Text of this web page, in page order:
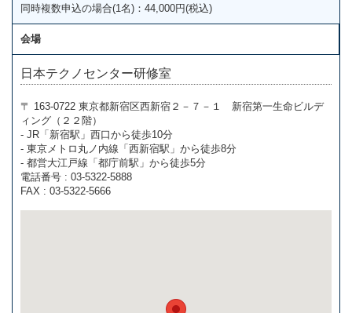
同時複数申込の場合(1名)：44,000円(税込)
会場
日本テクノセンター研修室
〒 163-0722 東京都新宿区西新宿２－７－１ 新宿第一生命ビルデ
ィング（２２階）
- JR「新宿駅」西口から徒歩10分
- 東京メトロ丸ノ内線「西新宿駅」から徒歩8分
- 都営大江戸線「都庁前駅」から徒歩5分
電話番号 : 03-5322-5888
FAX : 03-5322-5666